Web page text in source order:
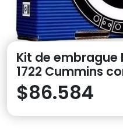
Kit de embrague
1722 Cummins
$86.584